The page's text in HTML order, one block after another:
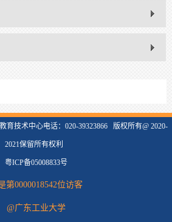
育技术中心电话：020-39323866 版权所有@ 2020-
2021保留所有权利
粤ICP备05008833号
第0000018542位访客
@广东工业大学